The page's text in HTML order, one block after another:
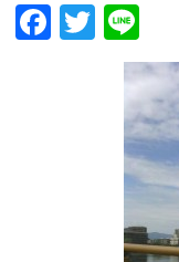
Facebook
Twitter